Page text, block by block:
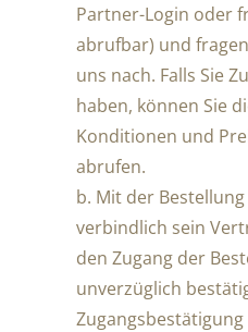
Partner-Login oder
abrufbar) und
uns nach. Falls Sie
haben, können Sie
Konditionen und
abrufen.
b. Mit der
verbindlich sein
den Zugang der
unverzüglich